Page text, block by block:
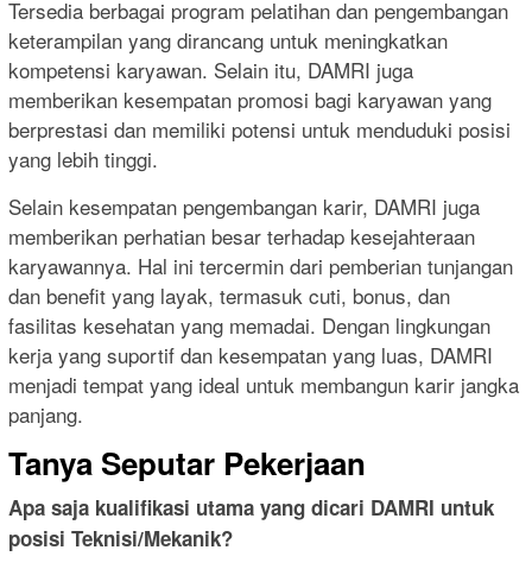
Tersedia berbagai program pelatihan dan pengembangan
keterampilan yang dirancang untuk meningkatkan
kompetensi karyawan. Selain itu, DAMRI juga
memberikan kesempatan promosi bagi karyawan yang
berprestasi dan memiliki potensi untuk menduduki posisi
yang lebih tinggi.
Selain kesempatan pengembangan karir, DAMRI juga
memberikan perhatian besar terhadap kesejahteraan
karyawannya. Hal ini tercermin dari pemberian tunjangan
dan benefit yang layak, termasuk cuti, bonus, dan
fasilitas kesehatan yang memadai. Dengan lingkungan
kerja yang suportif dan kesempatan yang luas, DAMRI
menjadi tempat yang ideal untuk membangun karir jangka
panjang.
Tanya Seputar Pekerjaan
Apa saja kualifikasi utama yang dicari DAMRI untuk
posisi Teknisi/Mekanik?